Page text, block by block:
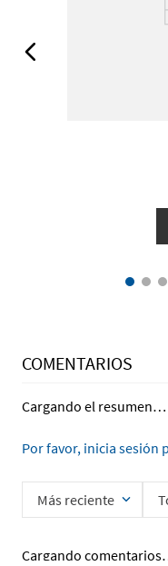
COMENTARIOS
Cargando el resumen…
Por favor, inicia sesión
Más reciente
Cargando